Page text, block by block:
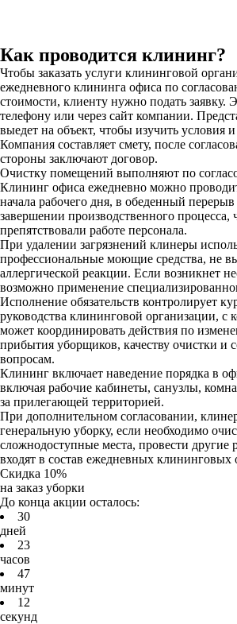
Как проводится клининг?
Чтобы заказать услуги клининговой
ежедневного клининга офиса по
стоимости, клиенту нужно подать заявку.
телефону или через сайт компании.
выедет на объект, чтобы изучить условия
Компания составляет смету, после
стороны заключают договор.
Очистку помещений выполняют по
Клининг офиса ежедневно можно
начала рабочего дня, в обеденный
завершении производственного
препятствовали работе персонала.
При удалении загрязнений клинеры
профессиональные моющие средства, не
аллергической реакции. Если возникнет
возможно применение
Исполнение обязательств контролирует
руководства клининговой организации, с
может координировать действия по
прибытия уборщиков, качеству очистки и
вопросам.
Клининг включает наведение порядка в
включая рабочие кабинеты, санузлы,
за прилегающей территорией.
При дополнительном согласовании,
генеральную уборку, если необходимо
сложнодоступные места, провести другие
входят в состав ежедневных клининговых
Скидка 10%
на заказ уборки
До конца акции осталось:
30
дней
23
часов
47
минут
1 2
секунд